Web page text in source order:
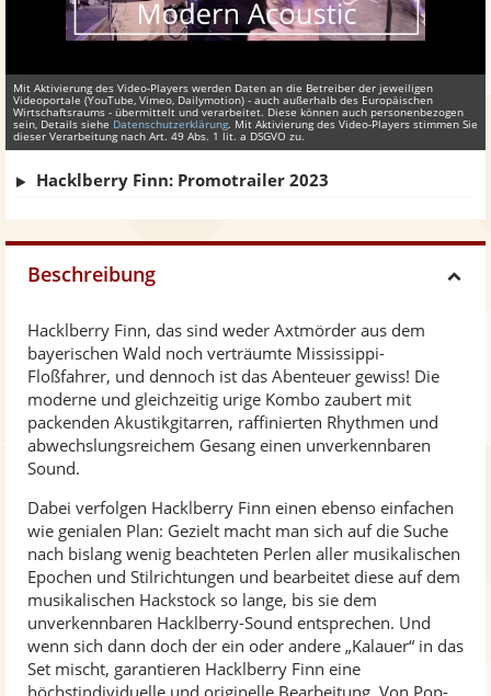
Mit Aktivierung des Video-Players werden Daten an die Betreiber der jeweiligen
Videoportale (YouTube, Vimeo, Dailymotion) - auch außerhalb des Europäischen
Wirtschaftsraums - übermittelt und verarbeitet. Diese können auch personenbezogen
sein, Details siehe Datenschutzerklärung. Mit Aktivierung des Video-Players stimmen Sie
dieser Verarbeitung nach Art. 49 Abs. 1 lit. a DSGVO zu.
Hacklberry Finn: Promotrailer 2023
Beschreibung
Hacklberry Finn, das sind weder Axtmörder aus dem
bayerischen Wald noch verträumte Mississippi-
Floßfahrer, und dennoch ist das Abenteuer gewiss! Die
moderne und gleichzeitig urige Kombo zaubert mit
packenden Akustikgitarren, raffinierten Rhythmen und
abwechslungsreichem Gesang einen unverkennbaren
Sound.
Dabei verfolgen Hacklberry Finn einen ebenso einfachen
wie genialen Plan: Gezielt macht man sich auf die Suche
nach bislang wenig beachteten Perlen aller musikalischen
Epochen und Stilrichtungen und bearbeitet diese auf dem
musikalischen Hackstock so lange, bis sie dem
unverkennbaren Hacklberry-Sound entsprechen. Und
wenn sich dann doch der ein oder andere „Kalauer“ in das
Set mischt, garantieren Hacklberry Finn eine